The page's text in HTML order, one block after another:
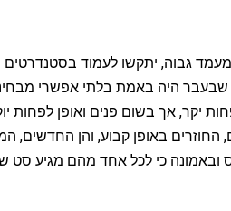
גבוה, יתקשו לעמוד בסטנדרטים
שבעבר היה באמת בלתי אפשרי
יקר, אך בשום פנים ואופן לפחות
החוזרים באופן קבוע, והן החדשים,
כיס ובאמונה כי לכל אחד מהם מגיע